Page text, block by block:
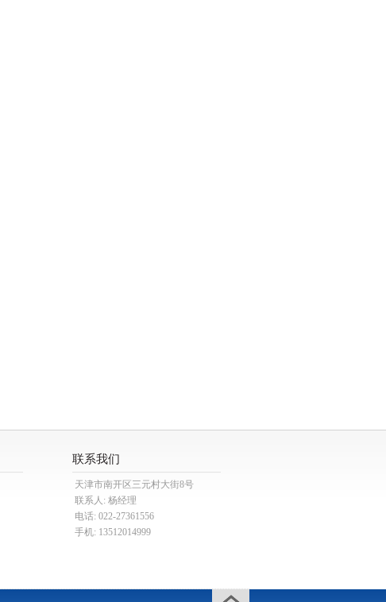
联系我们
天津市南开区三元村大街8号
联系人: 杨经理
电话: 022-27361556
手机: 13512014999